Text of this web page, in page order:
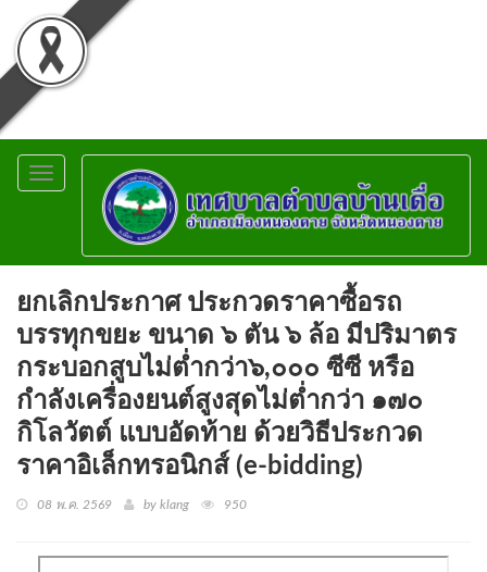
Toggle
navigation
ยกเลิกประกาศ ประกวดราคาซื้อรถ
บรรทุกขยะ ขนาด ๖ ตัน ๖ ล้อ มีปริมาตร
กระบอกสูบไม่ต่ำกว่า๖,๐๐๐ ซีซี หรือ
กำลังเครื่องยนต์สูงสุดไม่ต่ำกว่า ๑๗๐
กิโลวัตต์ แบบอัดท้าย ด้วยวิธีประกวด
ราคาอิเล็กทรอนิกส์ (e-bidding)
08 พ.ค. 2569 by klang 950